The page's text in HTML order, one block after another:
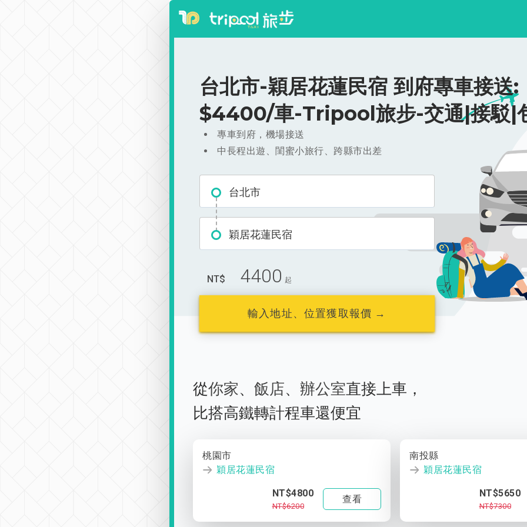
台北市-穎居花蓮民宿 到府專車接送:
$4400/車-Tripool旅步-交通|接駁|
專車到府，機場接送
中長程出遊、閨蜜小旅行、跨縣市出差
台北市
穎居花蓮民宿
NT$ 4400 起
輸入地址、位置獲取報價 →
從你家、 飯店、 辦公室直接上車，
比搭高鐵轉計程車還便宜
桃園市
穎居花蓮民宿
NT$4800
NT$6200
查看
南投縣
穎居花蓮民宿
NT$5650
NT$7300